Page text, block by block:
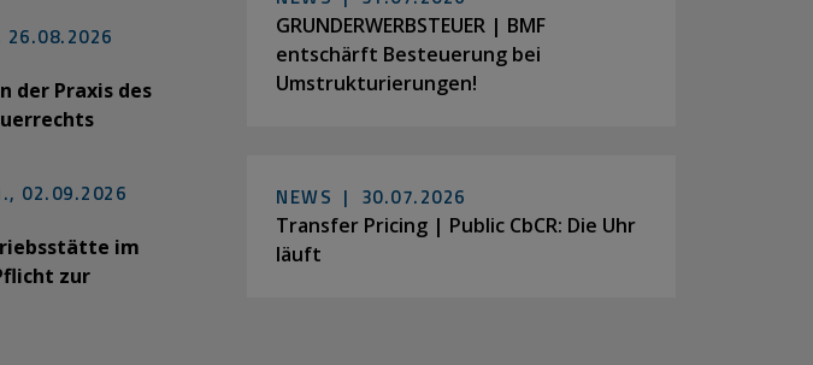
26.08.2026
der Praxis des
02.09.2026
im
zur
GRUNDERWERBSTEUER | BMF
entschärft Besteuerung bei
Umstrukturierungen!
NEWS | 30.07.2026
Transfer Pricing | Public CbCR: Die Uhr
läuft